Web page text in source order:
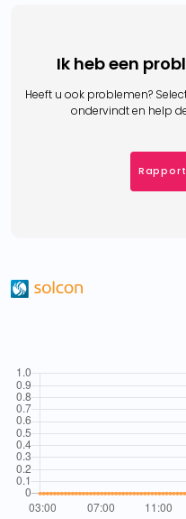
Ik heb een
Heeft u ook problemen?
ondervindt en help